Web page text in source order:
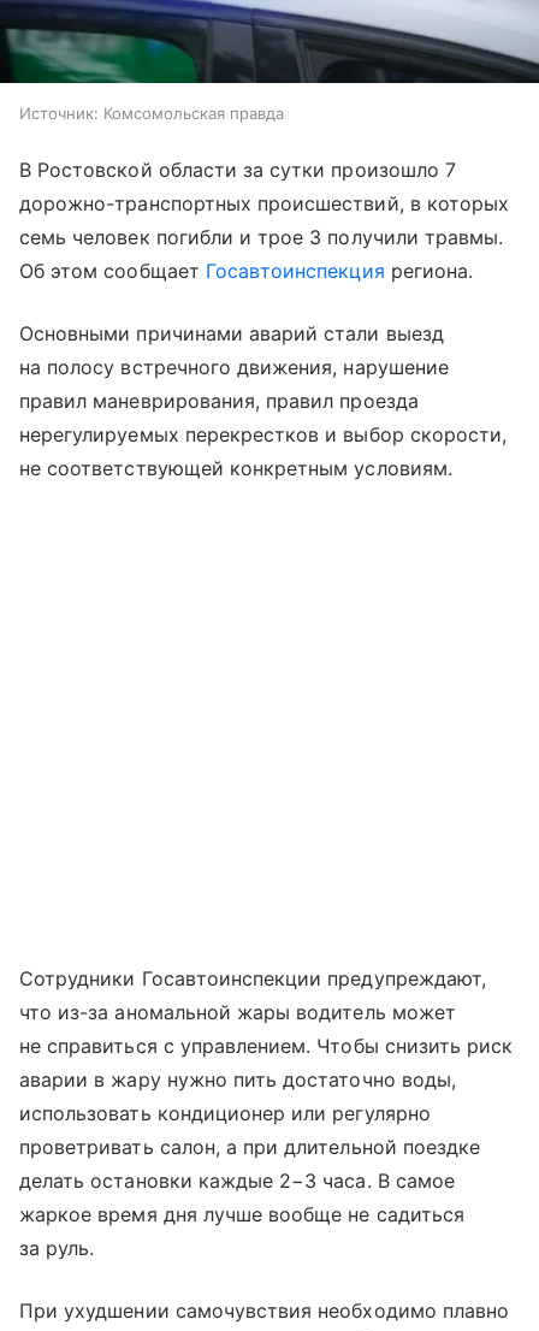
Источник: Комсомольская правда
В Ростовской области за сутки произошло 7
дорожно-транспортных происшествий, в которых
семь человек погибли и трое 3 получили травмы.
Об этом сообщает Госавтоинспекция региона.
Основными причинами аварий стали выезд
на полосу встречного движения, нарушение
правил маневрирования, правил проезда
нерегулируемых перекрестков и выбор скорости,
не соответствующей конкретным условиям.
Сотрудники Госавтоинспекции предупреждают,
что из-за аномальной жары водитель может
не справиться с управлением. Чтобы снизить риск
аварии в жару нужно пить достаточно воды,
использовать кондиционер или регулярно
проветривать салон, а при длительной поездке
делать остановки каждые 2−3 часа. В самое
жаркое время дня лучше вообще не садиться
за руль.
При ухудшении самочувствия необходимо плавно